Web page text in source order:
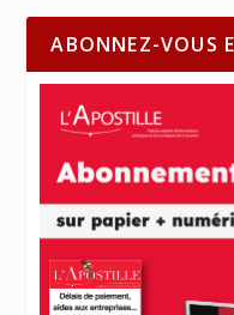
ABONNEZ-VOUS